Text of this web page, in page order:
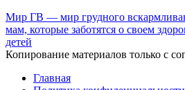
Мир ГВ — мир грудного
мам, которые заботятся о своем
детей
Копирование материалов только с
Главная